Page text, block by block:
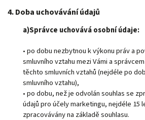
4. Doba uchovávání údajů
a)Správce uchovává osobní údaje:
• po dobu nezbytnou k výkonu práv a
smluvního vztahu mezi Vámi a
těchto smluvních vztahů (nejdéle po
smluvního vztahu),
• po dobu, než je odvolán souhlas se
údajů pro účely marketingu, nejdéle 15
zpracovávány na základě souhlasu.